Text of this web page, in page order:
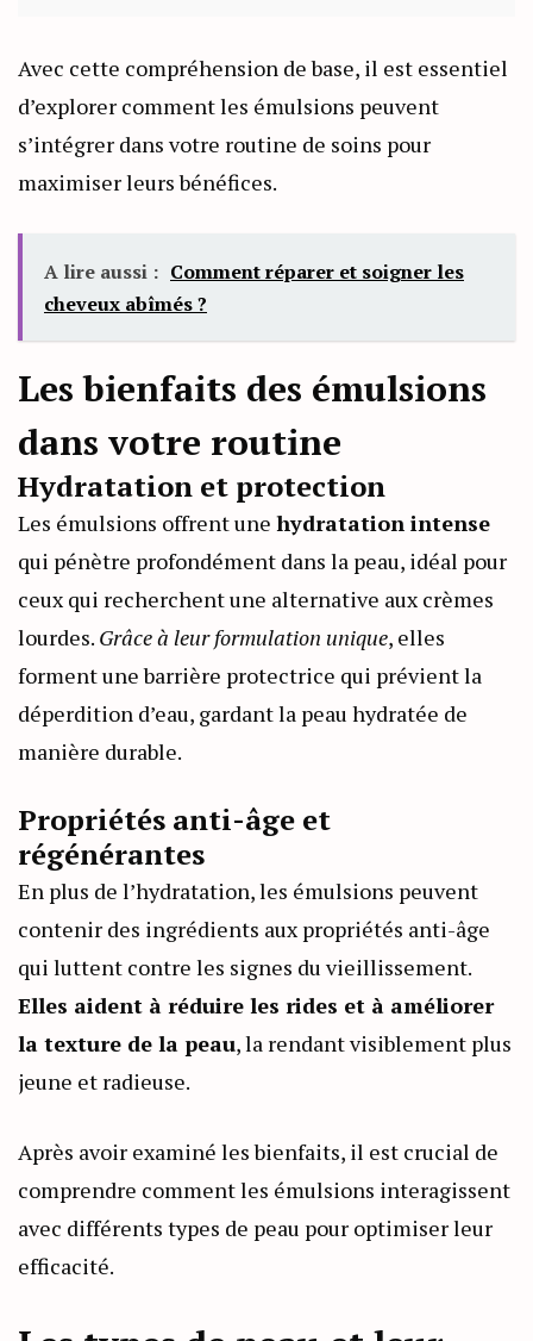
Avec cette compréhension de base, il est essentiel
d’explorer comment les émulsions peuvent
s’intégrer dans votre routine de soins pour
maximiser leurs bénéfices.
A lire aussi : Comment réparer et soigner les
cheveux abîmés ?
Les bienfaits des émulsions
dans votre routine
Hydratation et protection
Les émulsions offrent une hydratation intense
qui pénètre profondément dans la peau, idéal pour
ceux qui recherchent une alternative aux crèmes
lourdes. Grâce à leur formulation unique, elles
forment une barrière protectrice qui prévient la
déperdition d’eau, gardant la peau hydratée de
manière durable.
Propriétés anti-âge et
régénérantes
En plus de l’hydratation, les émulsions peuvent
contenir des ingrédients aux propriétés anti-âge
qui luttent contre les signes du vieillissement.
Elles aident à réduire les rides et à améliorer
la texture de la peau, la rendant visiblement plus
jeune et radieuse.
Après avoir examiné les bienfaits, il est crucial de
comprendre comment les émulsions interagissent
avec différents types de peau pour optimiser leur
efficacité.